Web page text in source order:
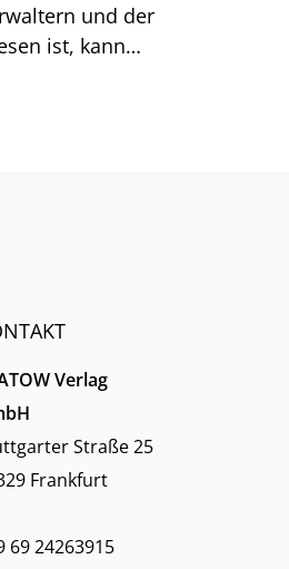
und der
ist, kann
Verlag
Straße 25
Frankfurt
69 24263915